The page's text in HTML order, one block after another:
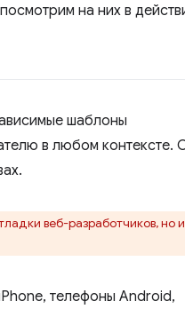
на них в
шаблоны
в любом контексте.
веб-разработчиков, но
телефоны Android,